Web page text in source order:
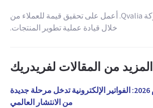
مالك المنتج في شركة Qvalia. أعمل على تحقيق قيمة للعملاء من
خلال قيادة عملية تطوير المنتجات.
المزيد من المقالات لفريدريك
تقرير بيلنتيس لعام 2026: الفواتير الإلكترونية تدخل مرحلة جديدة
من الانتشار العالمي